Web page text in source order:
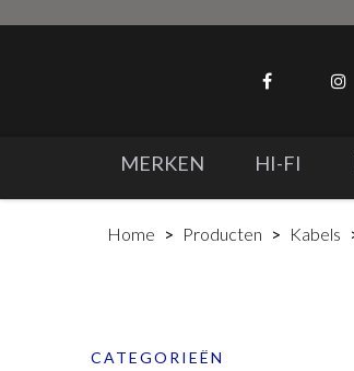
MERKEN HI-FI
Home Producten Kabels
CATEGORIEËN